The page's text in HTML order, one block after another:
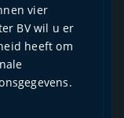
vier
BV wil u er
heeft om